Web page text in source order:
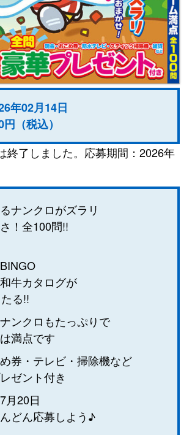
年02月14日
（税込）
終了しました。応募期間：2026年
ナンクロがズラリ
！全100問!!
牛カタログが
る!!
ンクロもたっぷりで
満点です
券・テレビ・掃除機など
ゼント付き
月20日
どん応募しよう♪